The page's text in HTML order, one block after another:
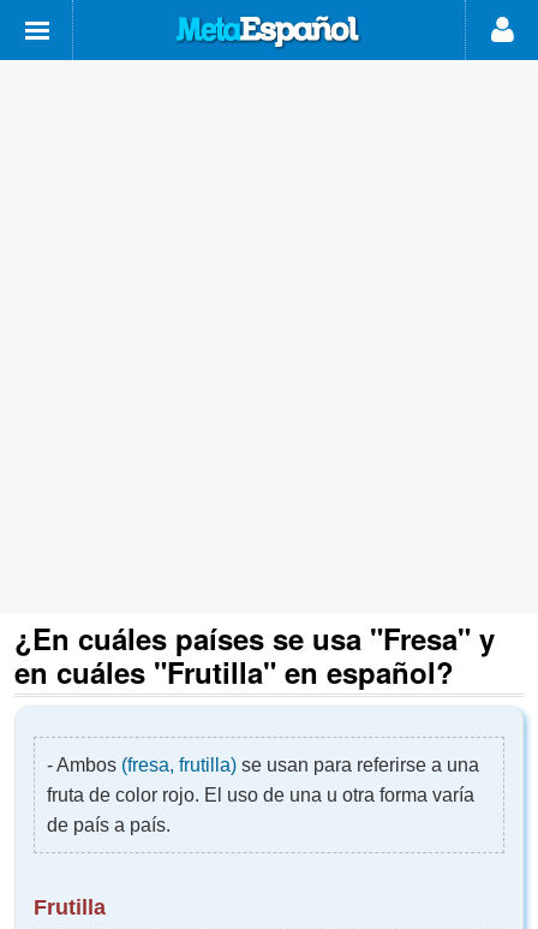
¿En cuáles países se usa "Fresa" y
en cuáles "Frutilla" en español?
- Ambos (fresa, frutilla) se usan para referirse a una
fruta de color rojo. El uso de una u otra forma varía
de país a país.
Frutilla